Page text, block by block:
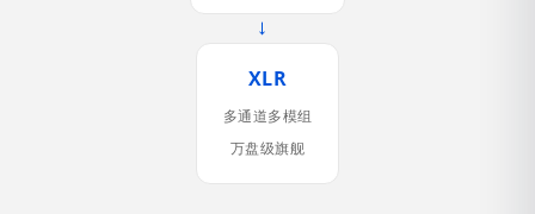
→
XLR
多通道多模组
万盘级旗舰